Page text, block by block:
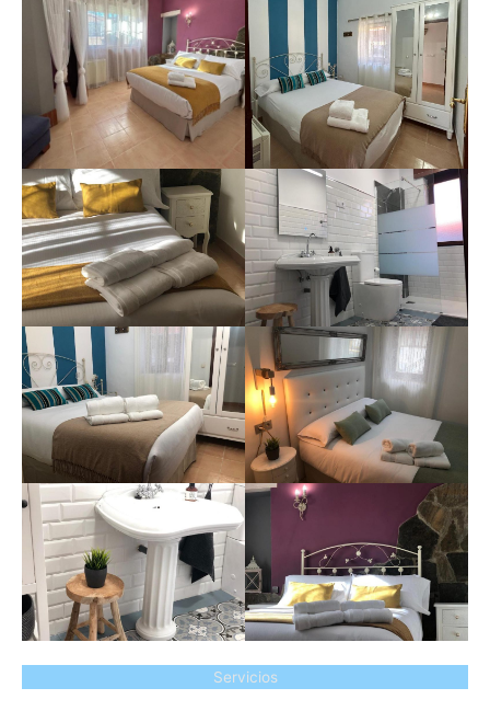
Servicios